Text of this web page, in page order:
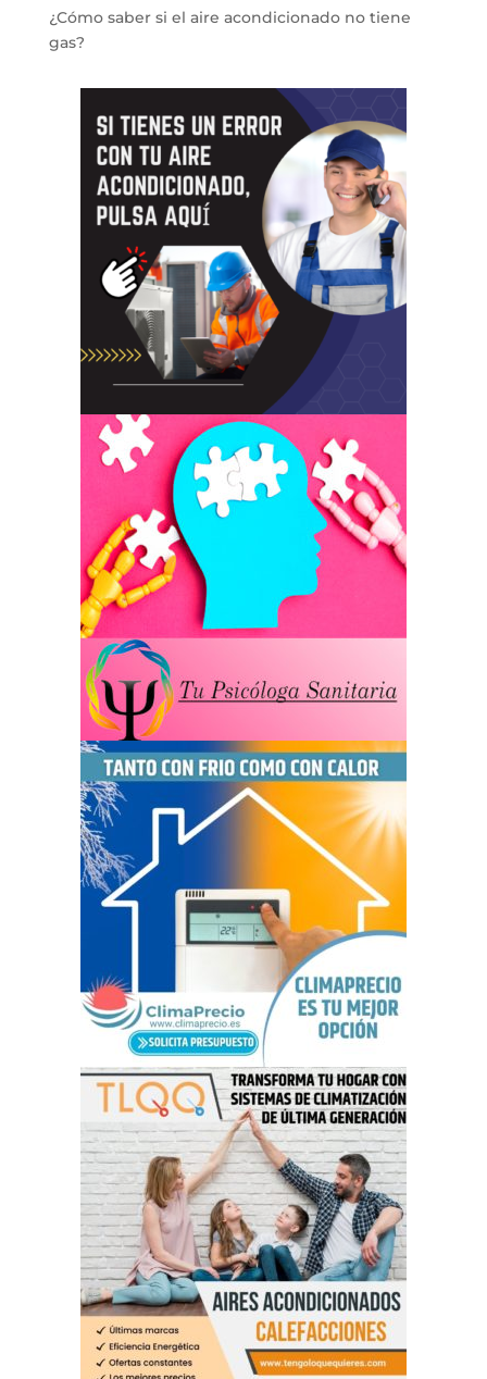
¿Cómo saber si el aire acondicionado no tiene
gas?